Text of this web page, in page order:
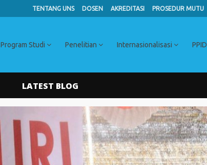
TENTANG UNS DOSEN AKREDITASI PROSEDUR MUTU
Program Studi Penelitian Internasionalisasi PPID
LATEST BLOG